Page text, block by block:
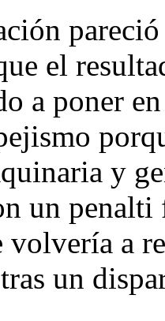
el
a poner
y
un
a
un